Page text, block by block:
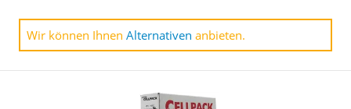
Wir können Ihnen Alternativen anbieten.